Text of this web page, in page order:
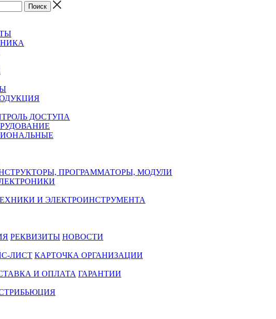
ДОСТУПА
ПРОГРАММАТОРЫ, МОДУЛИ
И ЭЛЕКТРОИНСТРУМЕНТА
РЕКВИЗИТЫ НОВОСТИ
ЛИСТ КАРТОЧКА ОРГАНИЗАЦИИ
И ОПЛАТА ГАРАНТИИ